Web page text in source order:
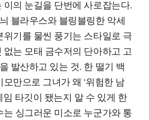
이의 눈길을 단번에 사로잡는다.
블라우스와 블링블링한 악세
위기를 물씬 풍기는 스타일로 극
없는 모태 금수저의 단아하고 고
발산하고 있는 것. 한 떨기 백
만으로 그녀가 왜 ‘위험한 남
임 타깃이 됐는지 알 수 있게 한
는 싱그러운 미소로 누군가와 통